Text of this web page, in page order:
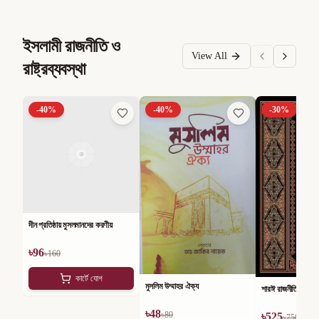
ইসলামী রাজনীতি ও
রাষ্ট্রব্যবস্থা
View All
-40%
দীন প্রতিষ্ঠায় মুসলমানদের করণীয়
৳96৳160
কার্টে যোগ
-40%
মুসলিম উম্মাহর ঐক্য
৳48৳80
-30%
শারঈ রাজনীতি